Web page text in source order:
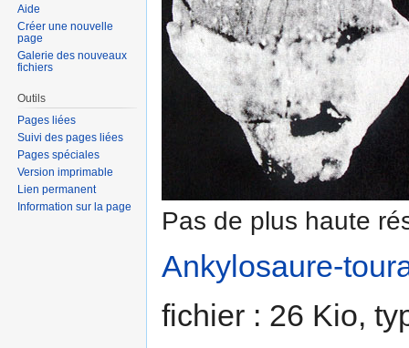
Pas de plus haute
Ankylosaure-
fichier : 26 Kio,
Aide
Créer une nouvelle
page
Galerie des nouveaux
fichiers
Outils
Pages liées
Suivi des pages liées
Pages spéciales
Version imprimable
Lien permanent
Information sur la page